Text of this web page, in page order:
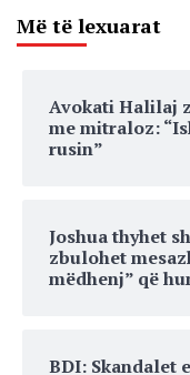
Më të lexuarat
Avokati Halilaj
me mitraloz:
rusin”
Joshua thyhet
zbulohet
mëdhenj” që
BDI: Skandalet